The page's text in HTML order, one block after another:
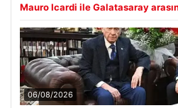
Mauro Icardi ile Galatasaray
06/08/2026